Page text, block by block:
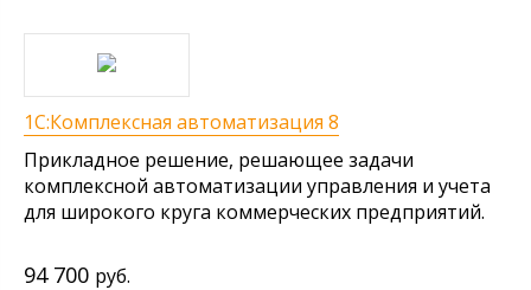
1С:Комплексная автоматизация 8
Прикладное решение, решающее задачи
комплексной автоматизации управления и учета
для широкого круга коммерческих предприятий.
94 700 руб.